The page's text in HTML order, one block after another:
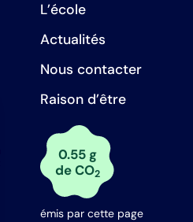
L’école
Actualités
Nous contacter
Raison d’être
0.55 g
de CO2
émis par cette page